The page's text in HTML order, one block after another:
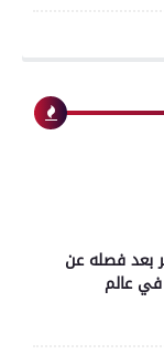
بعد فصله عن
في عالم